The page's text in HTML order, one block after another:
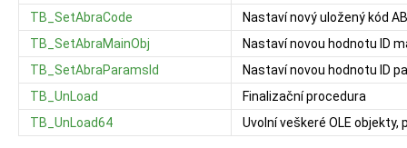
TB_SetAbraCode
Nastaví nový uložený kód
TB_SetAbraMainObj
Nastaví novou hodnotu ID
TB_SetAbraParamsId
Nastaví novou hodnotu ID
TB_UnLoad
Finalizační procedura
TB_UnLoad64
Uvolní veškeré OLE